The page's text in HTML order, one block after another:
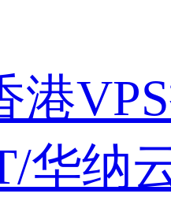
港
华纳